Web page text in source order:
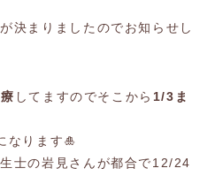
決まりましたのでお知らせし
してますのでそこから 1/3ま
なります🎍
士の岩見さんが都合で12/24